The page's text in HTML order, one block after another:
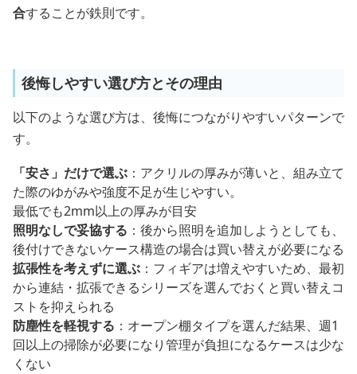
合することが鉄則です。
後悔しやすい選び方とその理由
以下のような選び方は、後悔につながりやすいパターンで
す。
「安さ」だけで選ぶ ：アクリルの厚みが薄いと、組み立て
た際のゆがみや強度不足が生じやすい。
最低でも2mm以上の厚みが目安
照明なしで妥協する ：後から照明を追加しようとしても、
後付けできないケース構造の場合は買い替えが必要になる
拡張性を考えずに選ぶ ：フィギアは増えやすいため、最初
から連結・拡張できるシリーズを選んでおくと買い替えコ
ストを抑えられる
防塵性を軽視する ：オープン棚タイプを選んだ結果、週1
回以上の掃除が必要になり管理が負担になるケースは少な
くない